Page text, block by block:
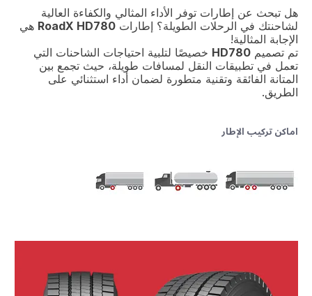
هل تبحث عن إطارات توفر الأداء المثالي والكفاءة العالية
لشاحنتك في الرحلات الطويلة؟ إطاراتRoadX HD780 هي
الإجابة المثالية!
تم تصميمHD780 خصيصًا لتلبية احتياجات الشاحنات التي
تعمل في تطبيقات النقل لمسافات طويلة، حيث تجمع بين
المتانة الفائقة وتقنية متطورة لضمان أداء استثنائي على
الطريق.
اماكن تركيب الإطار